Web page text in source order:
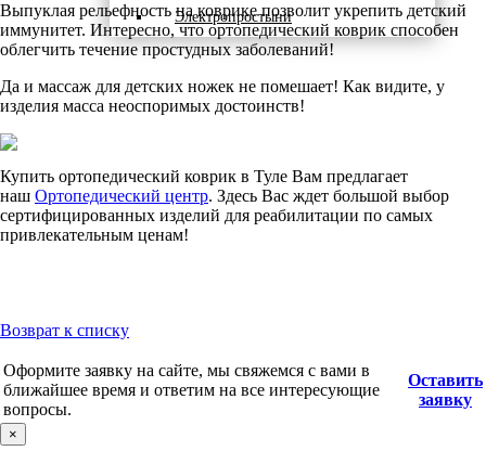
Электропростыни
Выпуклая рельефность на коврике позволит укрепить детский
иммунитет. Интересно, что ортопедический коврик способен
облегчить течение простудных заболеваний!
Да и массаж для детских ножек не помешает! Как видите, у
изделия масса неоспоримых достоинств!
Купить ортопедический коврик в Туле Вам предлагает
наш Ортопедический центр. Здесь Вас ждет большой выбор
сертифицированных изделий для реабилитации по самых
привлекательным ценам!
Возврат к списку
Оформите заявку на сайте, мы свяжемся с вами в
ближайшее время и ответим на все интересующие
вопросы.
Оставить
заявку
×